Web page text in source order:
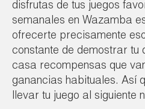
disfrutas de tus juegos
semanales en Wazamba
ofrecerte precisamente
constante de demostrar tu
casa recompensas que
ganancias habituales. Así
llevar tu juego al siguiente